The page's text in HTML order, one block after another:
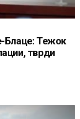
Блаце: Тежок
тврди